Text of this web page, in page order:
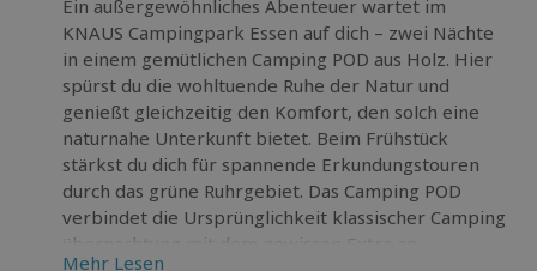
Ein außergewöhnliches Abenteuer wartet im
KNAUS Campingpark Essen auf dich – zwei Nächte
in einem gemütlichen Camping POD aus Holz. Hier
spürst du die wohltuende Ruhe der Natur und
genießt gleichzeitig den Komfort, den solch eine
naturnahe Unterkunft bietet. Beim Frühstück
stärkst du dich für spannende Erkundungstouren
durch das grüne Ruhrgebiet. Das Camping POD
verbindet die Ursprünglichkeit klassischer Camping
übernachtung mit dem gewissen Extra an
Mehr Lesen